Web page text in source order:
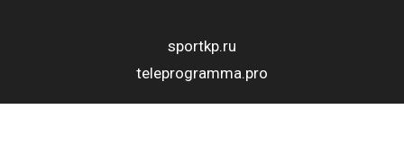
sportkp.ru
teleprogramma.pro